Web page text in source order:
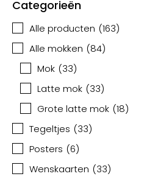
Categorieën
Alle producten (163)
Alle mokken (84)
Mok (33)
Latte mok (33)
Grote latte mok (18)
Tegeltjes (33)
Posters (6)
Wenskaarten (33)